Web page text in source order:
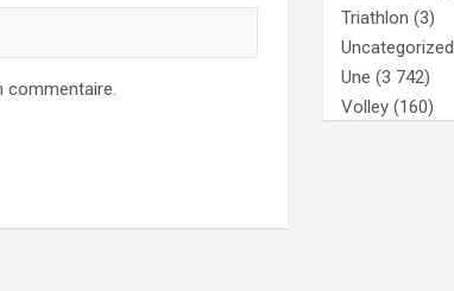
commentaire.
Triathlon (3)
Uncategorized
Une (3 742)
Volley (160)